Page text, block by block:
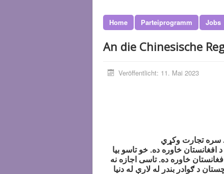
Home Parteiprogramm Jobs
An die Chinesische
Veröffentlicht: 11. Mai 2023
افغانستان خاوره ده. خو تاسو بیا
خاوره ده. تاسی اجازه نه
د ګوادر بندر له لارې له دنیا